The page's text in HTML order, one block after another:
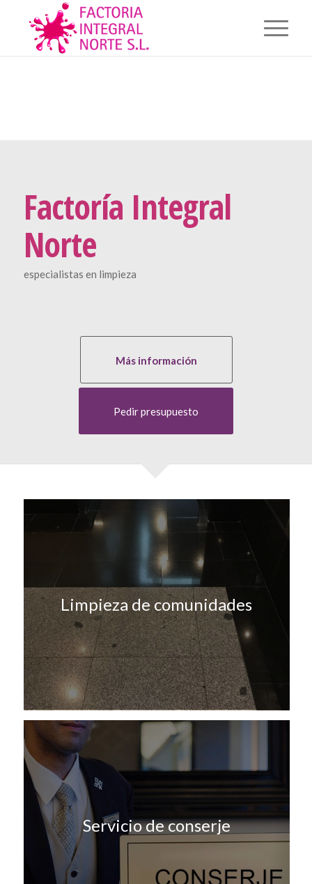
Factoría Integral
Norte
especialistas en limpieza
Más información
Pedir presupuesto
Limpieza de comunidades
Servicio de conserje